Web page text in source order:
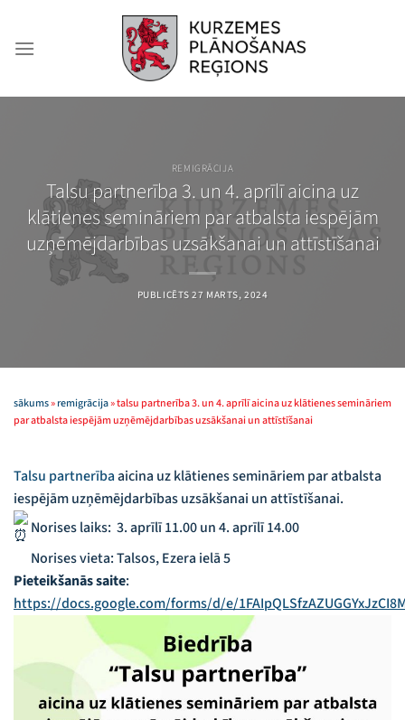
content
REMIGRĀCIJA
Talsu partnerība 3. un 4. aprīlī aicina uz
klātienes semināriem par atbalsta iespējām
uzņēmējdarbības uzsākšanai un attīstīšanai
PUBLICĒTS27 MARTS, 2024
sākums»remigrācija»talsu partnerība 3. un 4. aprīlī aicina uz klātienes semināriem
par atbalsta iespējām uzņēmējdarbības uzsākšanai un attīstīšanai
Talsu partnerībaaicina uz klātienes semināriem par atbalsta
iespējām uzņēmējdarbības uzsākšanai un attīstīšanai.
Norises laiks: 3. aprīlī 11.00 un 4. aprīlī 14.00
Norises vieta:Talsos, Ezera ielā 5
Pieteikšanās saite:
https://docs.google.com/forms/d/e/